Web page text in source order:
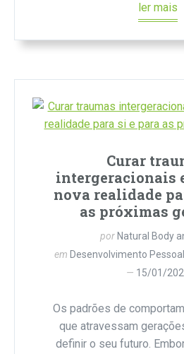
ler mais
Curar
intergeracionais
nova realidade
as próximas
por Natural Body
em Desenvolvimento Pessoal
15/01/
Os padrões de
que atravessam
definir o seu futuro.